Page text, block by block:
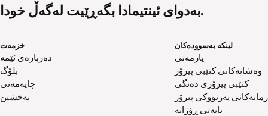
بەدوای ئینتیمادا بگەڕێیت لەگەڵ خودا.
خزمەت
دەربارەی ئێمە
بلۆگ
چاپەمەنی
بەخشین
لینکە بەسوودەکان
یارمەتی
وەشانەکانی کتێبی پیرۆز
کتێبی پیرۆزی دەنگی
زمانەکانی پەرتووکی پیرۆز
ئایەتی ڕۆژانە